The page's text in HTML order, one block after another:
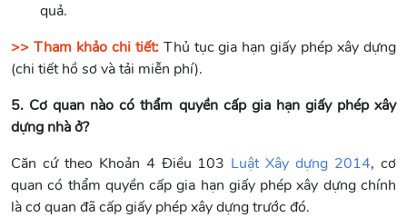
quả.
>> Tham khảo chi tiết: Thủ tục gia hạn giấy phép xây dựng
(chi tiết hồ sơ và tải miễn phí).
5. Cơ quan nào có thẩm quyền cấp gia hạn giấy phép xây
dựng nhà ở?
Căn cứ theo Khoản 4 Điều 103 Luật Xây dựng 2014, cơ
quan có thẩm quyền cấp gia hạn giấy phép xây dựng chính
là cơ quan đã cấp giấy phép xây dựng trước đó.